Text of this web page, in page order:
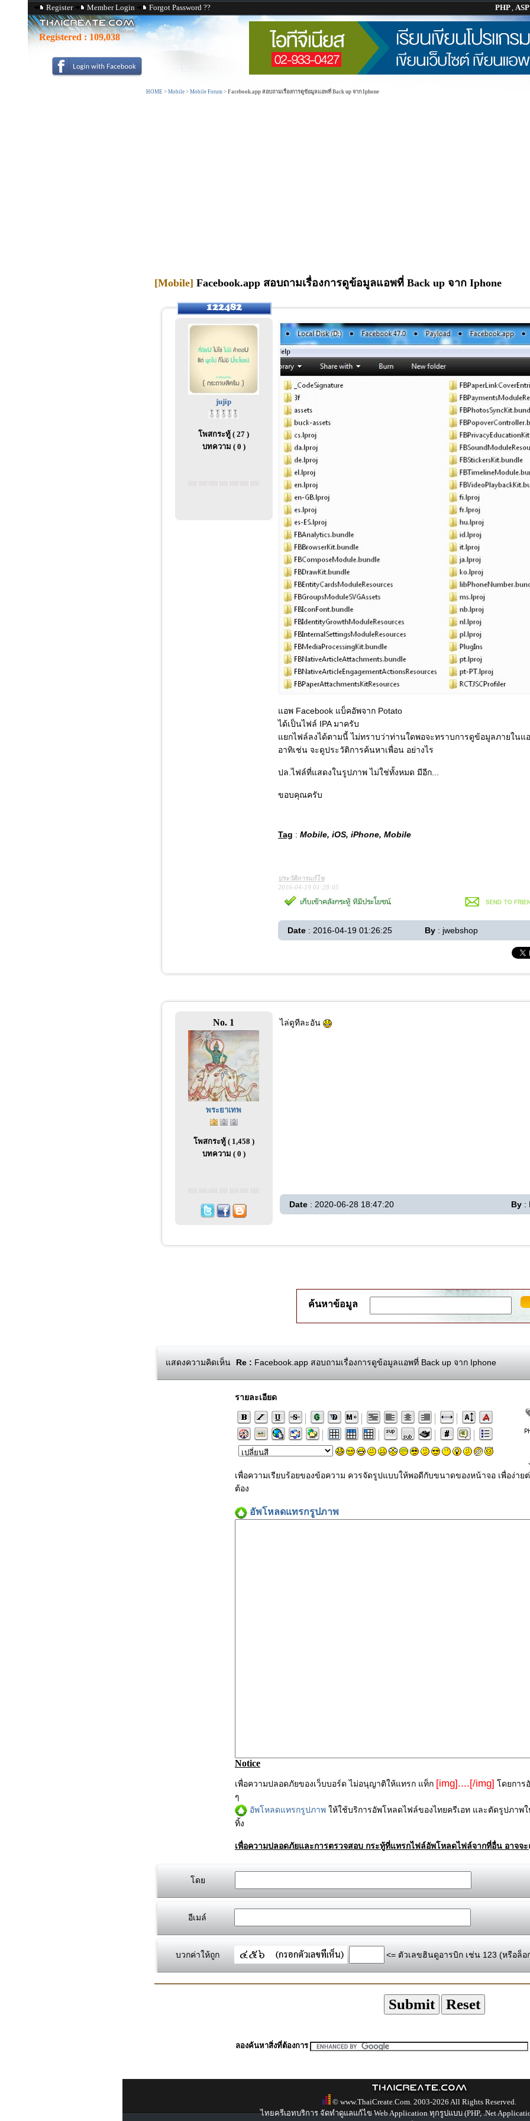
Register Member Login Forgot Password ?? PHP, ASP
Registered : 109,038
HOME > Mobile > Mobile Forum > Facebook.app สอบถามเรื่องการดูข้อมูลแอพที่ Back up จาก Iphone
[Mobile] Facebook.app สอบถามเรื่องการดูข้อมูลแอพที่ Back up จาก Iphone
jujip
โพสกระทู้ ( 27 )
บทความ ( 0 )
แอพ Facebook แบ็คอัพจาก Potato
ได้เป็นไฟล์ IPA มาครับ
แยกไฟล์ลงได้ตามนี้ ไม่ทราบว่าท่านใดพอจะทราบการดูข้อมูลภายในแ
อาทิเช่น จะดูประวัติการค้นหาเพื่อน อย่างไร
ปล.ไฟล์ที่แสดงในรูปภาพ ไม่ใช่ทั้งหมด มีอีก...
ขอบคุณครับ
Tag : Mobile, iOS, iPhone, Mobile
ประวัติการแก้ไข
2016-04-19 01:28:05
Date : 2016-04-19 01:26:25 By : jwebshop
No. 1
พระยาเทพ
โพสกระทู้ ( 1,458 )
บทความ ( 0 )
ไล่ดูทีละอัน
Date : 2020-06-28 18:47:20 By :
ค้นหาข้อมูล
แสดงความคิดเห็น Re : Facebook.app สอบถามเรื่องการดูข้อมูลแอพที่ Back up จาก Iphone
รายละเอียด
เพื่อความเรียบร้อยของข้อความ ควรจัดรูปแบบให้พอดีกับขนาดของหน้าจอ เพื่อง่า
ต้อง
อัพโหลดแทรกรูปภาพ
Notice
เพื่อความปลอดภัยของเว็บบอร์ด ไม่อนุญาติให้แทรก แท็ก [img]....[/img] โดยการ
ๆ
อัพโหลดแทรกรูปภาพ ให้ใช้บริการอัพโหลดไฟล์ของไทยครีเอท และตัดรูปภาพ
ทิ้ง
เพื่อความปลอดภัยและการตรวจสอบ กระทู้ที่แทรกไฟล์อัพโหลดไฟล์จากที่อื่น อาจจ
โดย
อีเมล์
บวกค่าให้ถูก <= ตัวเลขฮินดูอารบิก เช่น 123 (หรือล็
ลองค้นหาสิ่งที่ต้องการ
© www.ThaiCreate.Com. 2003-2026 All Rights Reserved.
ไทยครีเอทบริการ จัดทำดูแลแก้ไข Web Application ทุกรูปแบบ (PHP, .Net